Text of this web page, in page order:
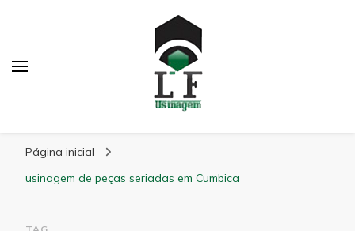
Página inicial
usinagem de peças seriadas em Cumbica